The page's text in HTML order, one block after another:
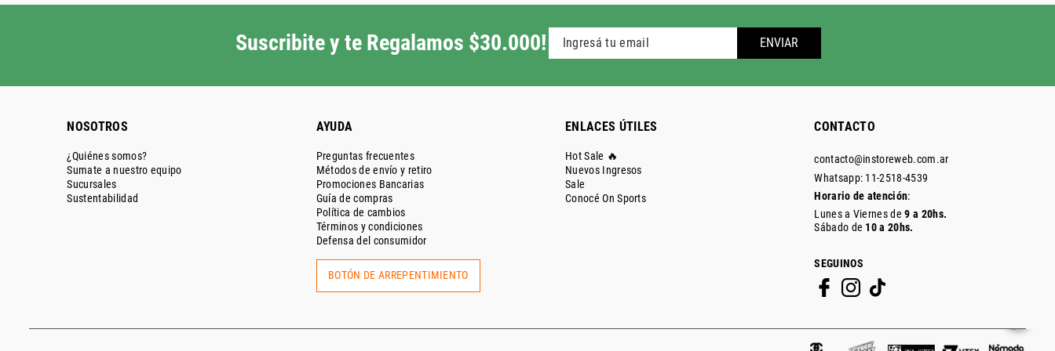
Suscribite y te Regalamos $30.000! ENVIAR
NOSOTROS
¿Quiénes somos?
Sumate a nuestro equipo
Sucursales
Sustentabilidad
AYUDA
Preguntas frecuentes
Métodos de envío y retiro
Promociones Bancarias
Guía de compras
Política de cambios
Términos y condiciones
Defensa del consumidor
BOTÓN DE ARREPENTIMIENTO
ENLACES ÚTILES
Hot Sale 🔥
Nuevos Ingresos
Sale
Conocé On Sports
CONTACTO
contacto@instoreweb.com.ar
Whatsapp: 11-2518-4539
Horario de atención:
Lunes a Viernes de9 a 20hs.
Sábado de 10 a 20hs.
SEGUINOS